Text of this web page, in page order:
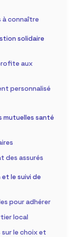
à connaître
solidaire
aux
personnalisé
mutuelles santé
des assurés
le suivi de
pour adhérer
local
sur le choix et